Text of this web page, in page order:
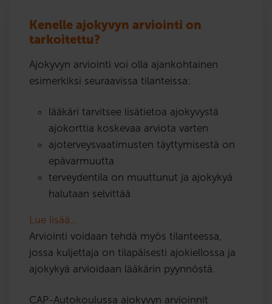
Kenelle ajokyvyn arviointi on
tarkoitettu?
Ajokyvyn arviointi voi olla ajankohtainen
esimerkiksi seuraavissa tilanteissa:
lääkäri tarvitsee lisätietoa ajokyvystä
ajokorttia koskevaa arviota varten
ajoterveysvaatimusten täyttymisestä on
epävarmuutta
terveydentila on muuttunut ja ajokykyä
halutaan selvittää
Lue lisää…
Arviointi voidaan tehdä myös tilanteessa,
jossa kuljettaja on tilapäisesti ajokiellossa ja
ajokykyä arvioidaan lääkärin pyynnöstä.
CAP-Autokoulussa ajokyvyn arvioinnit